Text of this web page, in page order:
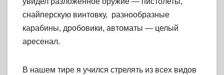
снайперскую винтовку, разнообразные
карабины, дробовики, автоматы — целый
аресенал.
В нашем тире я учился стрелять из всех видов